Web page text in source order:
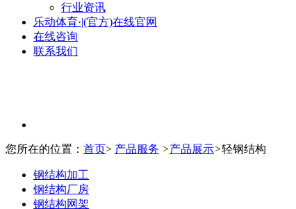
行业资讯
乐动体育·|(官方)在线官网
在线咨询
联系我们
您所在的位置： 首页> 产品服务 >产品展示>轻钢结构
钢结构加工
钢结构厂房
钢结构网架